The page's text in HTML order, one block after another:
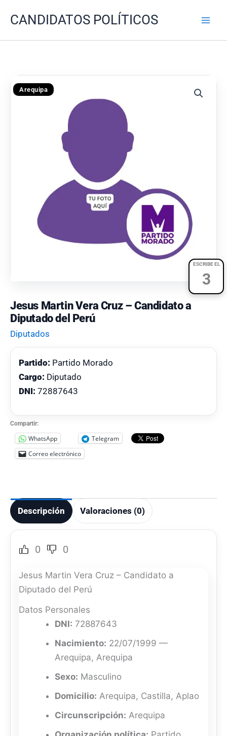
CANDIDATOS POLÍTICOS
ESCRIBE EL
3
Arequipa
Jesus Martin Vera Cruz – Candidato a
Diputado del Perú
Diputados
Partido: Partido Morado
Cargo: Diputado
DNI: 72887643
Compartir:
WhatsApp
Telegram
Correo electrónico
Descripción Valoraciones (0)
0 0
Jesus Martin Vera Cruz – Candidato a
Diputado del Perú
Datos Personales
DNI: 72887643
Nacimiento: 22/07/1999 —
Arequipa, Arequipa
Sexo: Masculino
Domicilio: Arequipa, Castilla, Aplao
Circunscripción: Arequipa